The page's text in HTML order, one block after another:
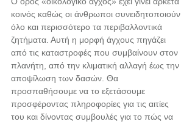
κοινός καθώς οι άνθρωποι συνειδητοποιούν
όλο και περισσότερο τα περιβαλλοντικά
ζητήματα. Αυτή η μορφή άγχους πηγάζει
από τις καταστροφές που συμβαίνουν στον
πλανήτη, από την κλιματική αλλαγή έως την
αποψίλωση των δασών. Θα
προσπαθήσουμε να το εξετάσουμε
προσφέροντας πληροφορίες για τις αιτίες
του και δίνοντας συμβουλές για το πώς να